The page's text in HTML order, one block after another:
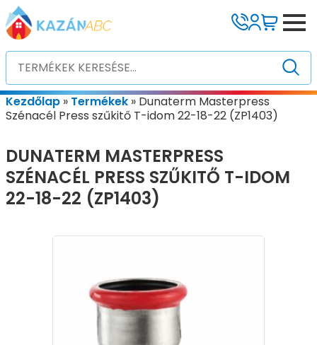
Kezdőlap » Termékek » Dunaterm Masterpress
Szénacél Press szűkitő T-idom 22-18-22 (ZP1403)
DUNATERM MASTERPRESS
SZÉNACÉL PRESS SZŰKITŐ T-IDOM
22-18-22 (ZP1403)